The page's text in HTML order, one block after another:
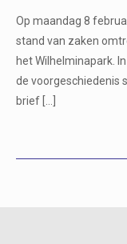
Op maandag 8
stand van zaken
het Wilhelminapark.
de voorgeschiedenis
brief